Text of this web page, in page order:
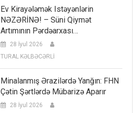
Ev Kirayələmək Istəyənlərin
NƏZƏRİNƏ! – Süni Qiymət
Artımının Pərdəarxası…
28 İyul 2026
TURAL KƏLBƏCƏRLİ
Minalanmış Ərazilərdə Yanğın: FHN
Çətin Şərtlərdə Mübarizə Aparır
28 İyul 2026